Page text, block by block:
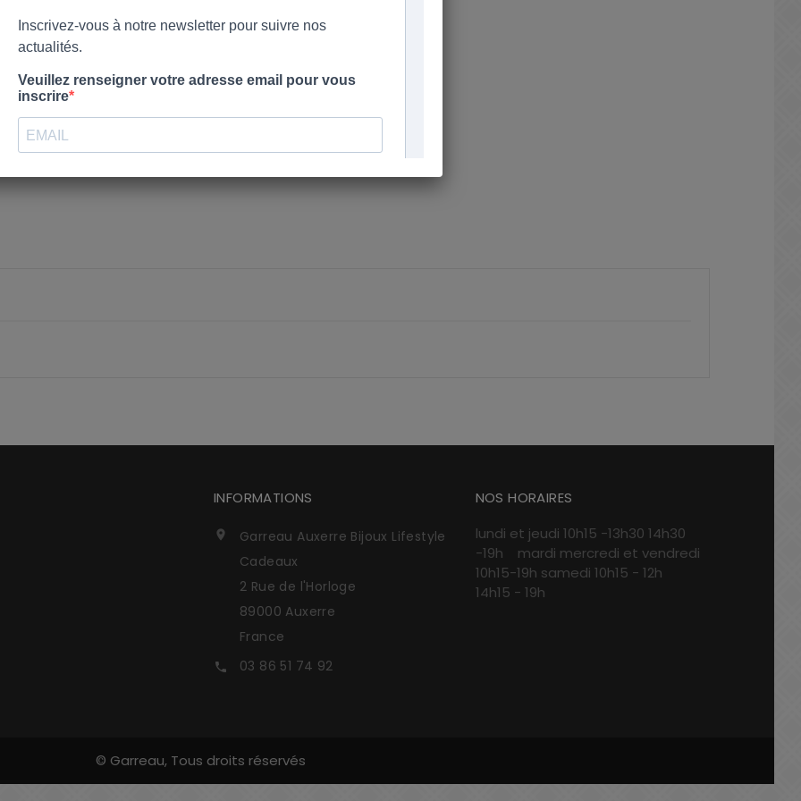
Créer une nouvelle liste
Annuler Créer une liste d'envies
Annuler
INFORMATIONS

Garreau Auxerre Bijoux Lifestyle
Cadeaux
2 Rue de l'Horloge
89000 Auxerre
France
 03 86 51 74 92
NOS HORAIRES
lundi et jeudi 10h15 -13h30 14h30
-19h mardi mercredi et vendredi
10h15-19h samedi 10h15 - 12h
14h15 - 19h
© Garreau, Tous droits réservés